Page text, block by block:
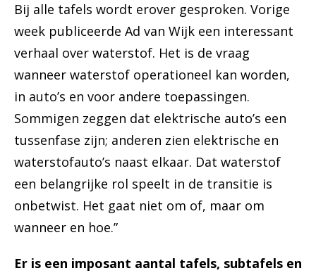
Bij alle tafels wordt erover gesproken. Vorige
week publiceerde Ad van Wijk een interessant
verhaal over waterstof. Het is de vraag
wanneer waterstof operationeel kan worden,
in auto’s en voor andere toepassingen.
Sommigen zeggen dat elektrische auto’s een
tussenfase zijn; anderen zien elektrische en
waterstofauto’s naast elkaar. Dat waterstof
een belangrijke rol speelt in de transitie is
onbetwist. Het gaat niet om of, maar om
wanneer en hoe.”
Er is een imposant aantal tafels, subtafels en